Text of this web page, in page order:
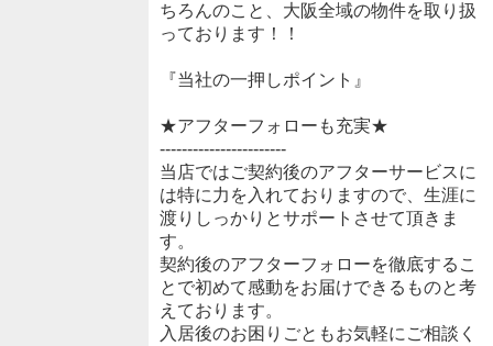
ちろんのこと、大阪全域の物件を取り扱
っております！！
『当社の一押しポイント』
★アフターフォローも充実★
-----------------------
当店ではご契約後のアフターサービスに
は特に力を入れておりますので、生涯に
渡りしっかりとサポートさせて頂きま
す。
契約後のアフターフォローを徹底するこ
とで初めて感動をお届けできるものと考
えております。
入居後のお困りごともお気軽にご相談く